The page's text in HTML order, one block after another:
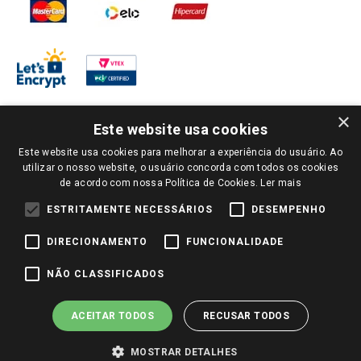
PARA VER OS PREÇOS DA SUA REGIÃO, FAÇA LOGIN E SELECIONE A LOJA DE
SUA PREFERÊNCIA. SOMENTE APÓS O LOGIN, OS PREÇOS DA SUA REGIÃO OU
LOJA SERÃO CARREGADOS.
TODOS OS PREÇOS E CONDIÇÕES COMERCIAIS DESTE SITE SÃO VÁLIDOS APENAS
PARA COMPRAS REALIZADAS NO GIASSI.COM.BR E NA LOJA SELECIONADA
PREÇOS PARA AS VENDAS ONLINE DIVULGADOS NO SITE PREVALECEM ANTE
COMUNICAÇÃO E SITES DE BUSCAS.
2022 COPYRIGHT - GIASSI SUPERMERCADOS. TODOS OS DIREITOS RESERVADOS.
×
Este website usa cookies
Este website usa cookies para melhorar a experiência do usuário. Ao
utilizar o nosso website, o usuário concorda com todos os cookies
de acordo com nossa Política de Cookies. Ler mais
ESTRITAMENTE NECESSÁRIOS DESEMPENHO
DIRECIONAMENTO FUNCIONALIDADE
NÃO CLASSIFICADOS
ACEITAR TODOS RECUSAR TODOS
MOSTRAR DETALHES